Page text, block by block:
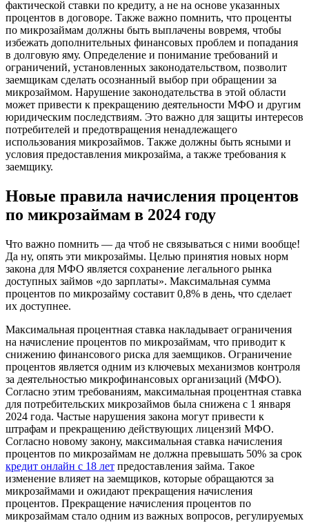
фактической ставки по кредиту, а не на основе указанных
процентов в договоре. Также важно помнить, что проценты
по микрозаймам должны быть выплачены вовремя, чтобы
избежать дополнительных финансовых проблем и попадания
в долговую яму. Определение и понимание требований и
ограничений, установленных законодательством, позволит
заемщикам сделать осознанный выбор при обращении за
микрозаймом. Нарушение законодательства в этой области
может привести к прекращению деятельности МФО и другим
юридическим последствиям. Это важно для защиты интересов
потребителей и предотвращения ненадлежащего
использования микрозаймов. Также должны быть ясными и
условия предоставления микрозайма, а также требования к
заемщику.
Новые правила начисления процентов
по микрозаймам в 2024 году
Что важно помнить — да чтоб не связываться с ними вообще!
Да ну, опять эти микрозаймы. Целью принятия новых норм
закона для МФО является сохранение легального рынка
доступных займов «до зарплаты». Максимальная сумма
процентов по микрозайму составит 0,8% в день, что сделает
их доступнее.
Максимальная процентная ставка накладывает ограничения
на начисление процентов по микрозаймам, что приводит к
снижению финансового риска для заемщиков. Ограничение
процентов является одним из ключевых механизмов контроля
за деятельностью микрофинансовых организаций (МФО).
Согласно этим требованиям, максимальная процентная ставка
для потребительских микрозаймов была снижена с 1 января
2024 года. Частые нарушения закона могут привести к
штрафам и прекращению действующих лицензий МФО.
Согласно новому закону, максимальная ставка начисления
процентов по микрозаймам не должна превышать 50% за срок
кредит онлайн с 18 лет предоставления займа. Такое
изменение влияет на заемщиков, которые обращаются за
микрозаймами и ожидают прекращения начисления
процентов. Прекращение начисления процентов по
микрозаймам стало одним из важных вопросов, регулируемых